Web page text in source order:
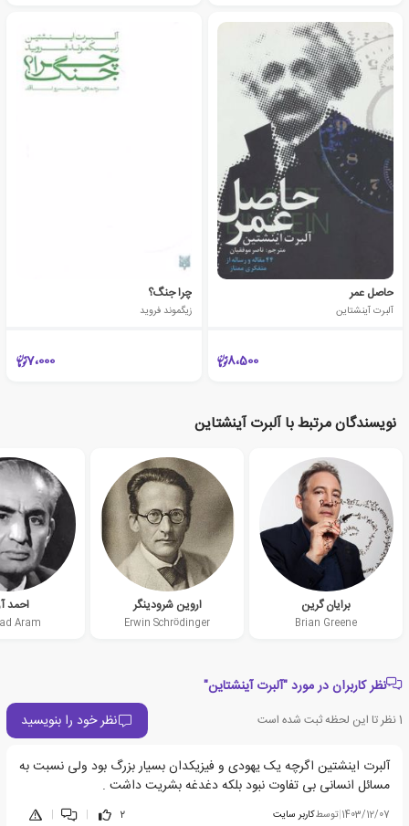
حاصل عمر
آلبرت آینشتاین
8،500
چرا جنگ؟
زیگموند فروید
7،000
نویسندگان مرتبط با آلبرت آینشتاین
برایان گرین
Brian Greene
اروین شرودینگر
Erwin Schrödinger
احمد
Aram
نظر کاربران در مورد "آلبرت آینشتاین"
1نظر تا این لحظه ثبت شده است نظر خود را بنویسید
آلبرت اینشتین اگرچه یک یهودی و فیزیکدان بسیار بزرگ بود ولی نسبت به
مسائل انسانی بی تفاوت نبود بلکه دغدغه بشریت داشت .
1403/12/07
|توسطکاربر سایت 2
|
|